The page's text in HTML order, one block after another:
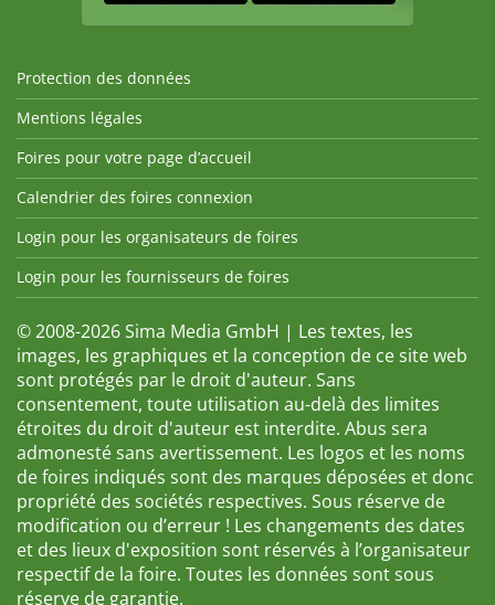
Protection des données
Mentions légales
Foires pour votre page d’accueil
Calendrier des foires connexion
Login pour les organisateurs de foires
Login pour les fournisseurs de foires
© 2008-2026 Sima Media GmbH | Les textes, les
images, les graphiques et la conception de ce site web
sont protégés par le droit d'auteur. Sans
consentement, toute utilisation au-delà des limites
étroites du droit d'auteur est interdite. Abus sera
admonesté sans avertissement. Les logos et les noms
de foires indiqués sont des marques déposées et donc
propriété des sociétés respectives. Sous réserve de
modification ou d’erreur ! Les changements des dates
et des lieux d'exposition sont réservés à l’organisateur
respectif de la foire. Toutes les données sont sous
réserve de garantie.